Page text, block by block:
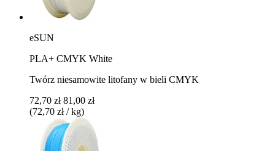
eSUN
PLA+ CMYK White
Twórz niesamowite litofany w bieli CMYK
72,70 zł 81,00 zł
(72,70 zł / kg)